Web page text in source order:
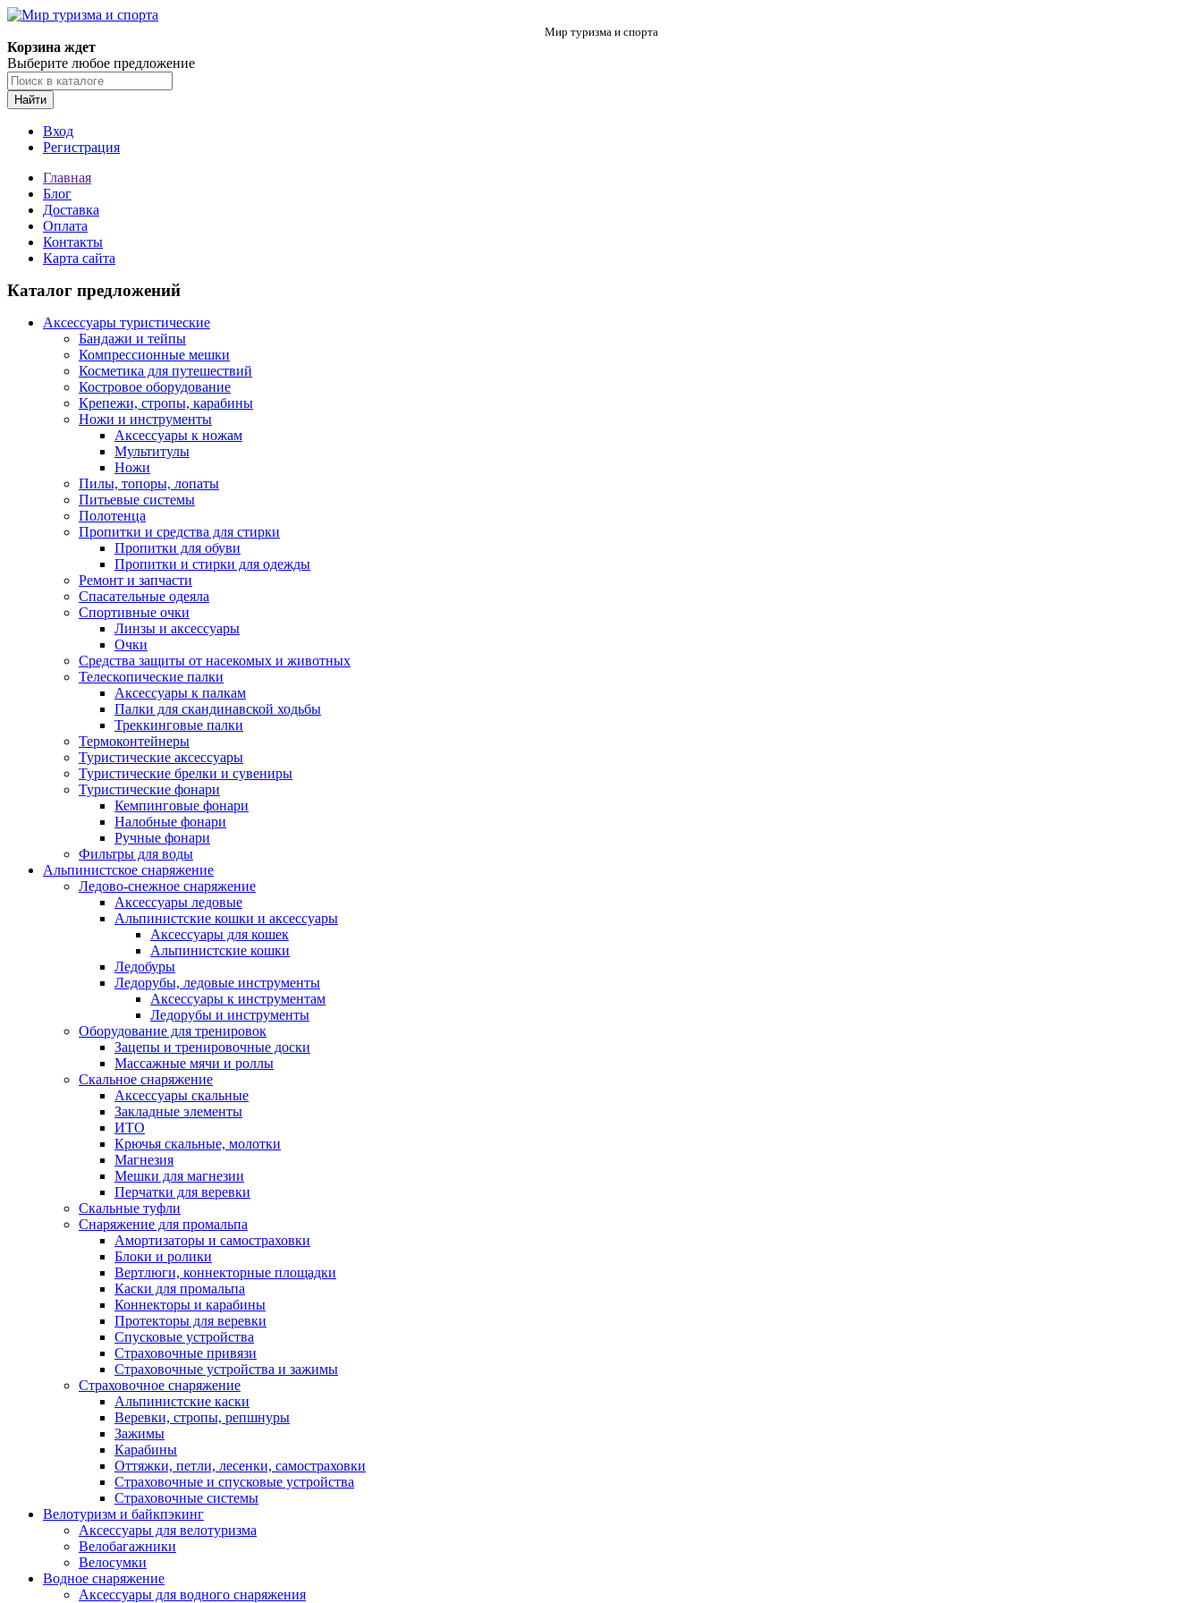
Мир туризма и спорта
Корзина ждет
Выберите любое предложение
Найти
Вход
Регистрация
Главная
Блог
Доставка
Оплата
Контакты
Карта сайта
Каталог предложений
Аксессуары туристические
Бандажи и тейпы
Компрессионные мешки
Косметика для путешествий
Костровое оборудование
Крепежи, стропы, карабины
Ножи и инструменты
Аксессуары к ножам
Мультитулы
Ножи
Пилы, топоры, лопаты
Питьевые системы
Полотенца
Пропитки и средства для стирки
Пропитки для обуви
Пропитки и стирки для одежды
Ремонт и запчасти
Спасательные одеяла
Спортивные очки
Линзы и аксессуары
Очки
Средства защиты от насекомых и животных
Телескопические палки
Аксессуары к палкам
Палки для скандинавской ходьбы
Треккинговые палки
Термоконтейнеры
Туристические аксессуары
Туристические брелки и сувениры
Туристические фонари
Кемпинговые фонари
Налобные фонари
Ручные фонари
Фильтры для воды
Альпинистское снаряжение
Ледово-снежное снаряжение
Аксессуары ледовые
Альпинистские кошки и аксессуары
Аксессуары для кошек
Альпинистские кошки
Ледобуры
Ледорубы, ледовые инструменты
Аксессуары к инструментам
Ледорубы и инструменты
Оборудование для тренировок
Зацепы и тренировочные доски
Массажные мячи и роллы
Скальное снаряжение
Аксессуары скальные
Закладные элементы
ИТО
Крючья скальные, молотки
Магнезия
Мешки для магнезии
Перчатки для веревки
Скальные туфли
Снаряжение для промальпа
Амортизаторы и самостраховки
Блоки и ролики
Вертлюги, коннекторные площадки
Каски для промальпа
Коннекторы и карабины
Протекторы для веревки
Спусковые устройства
Страховочные привязи
Страховочные устройства и зажимы
Страховочное снаряжение
Альпинистские каски
Веревки, стропы, репшнуры
Зажимы
Карабины
Оттяжки, петли, лесенки, самостраховки
Страховочные и спусковые устройства
Страховочные системы
Велотуризм и байкпэкинг
Аксессуары для велотуризма
Велобагажники
Велосумки
Водное снаряжение
Аксессуары для водного снаряжения